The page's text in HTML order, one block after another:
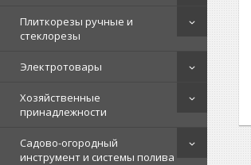
Плиткорезы ручные и
стеклорезы
Электротовары
Хозяйственные
принадлежности
Садово-огородный
инструмент и системы полива